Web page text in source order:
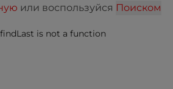
или воспользуйся Поиском
is not a function